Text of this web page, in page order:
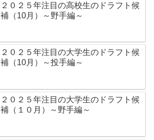
２０２５年注目の高校生のドラフト候
補（10月）～野手編～
２０２５年注目の大学生のドラフト候
補（10月）～投手編～
２０２５年注目の大学生のドラフト候
補（１０月）～野手編～